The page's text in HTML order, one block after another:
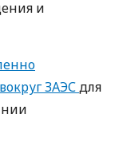
и
ЗАЭСдля